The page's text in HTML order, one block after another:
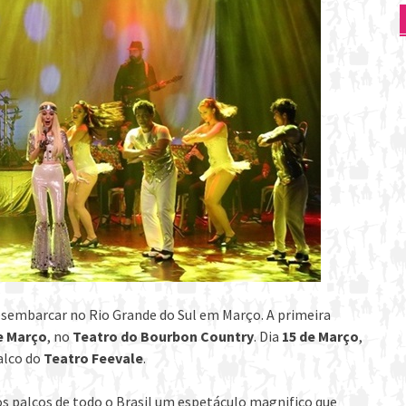
no Rio Grande do Sul em Março. A primeira
Março, no Teatro do Bourbon Country. Dia 15 de Março,
do Teatro Feevale.
palcos de todo o Brasil um espetáculo magnifico que